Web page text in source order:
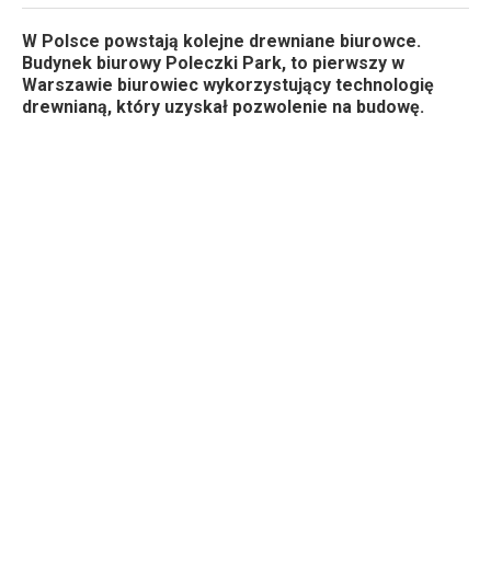
W Polsce powstają kolejne drewniane biurowce.
Budynek biurowy Poleczki Park, to pierwszy w
Warszawie biurowiec wykorzystujący technologię
drewnianą, który uzyskał pozwolenie na budowę.